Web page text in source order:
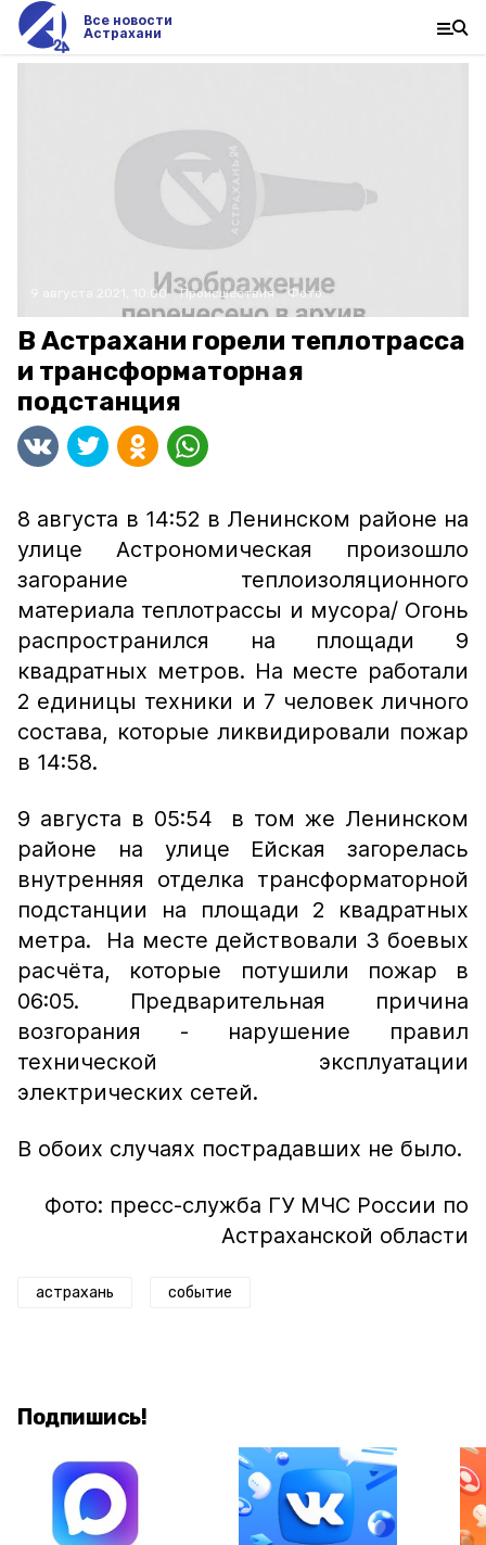
Все новости
Астрахани
9 августа 2021, 10:00 Происшествия Фото:
В Астрахани горели теплотрасса
и трансформаторная
подстанция
8 августа в 14:52 в Ленинском районе на
улице Астрономическая произошло
загорание теплоизоляционного
материала теплотрассы и мусора/ Огонь
распространился на площади 9
квадратных метров. На месте работали
2 единицы техники и 7 человек личного
состава, которые ликвидировали пожар
в 14:58.
9 августа в 05:54 в том же Ленинском
районе на улице Ейская загорелась
внутренняя отделка трансформаторной
подстанции на площади 2 квадратных
метра. На месте действовали 3 боевых
расчёта, которые потушили пожар в
06:05. Предварительная причина
возгорания - нарушение правил
технической эксплуатации
электрических сетей.
В обоих случаях пострадавших не было.
Фото: пресс-служба ГУ МЧС России по
Астраханской области
астрахань событие
Подпишись!